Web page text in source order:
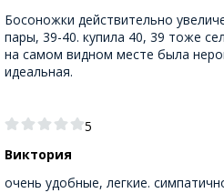
Босоножки действительно
пары, 39-40. купила 40, 39 тоже
на самом видном месте была
идеальная.
5
Виктория
очень удобные, легкие.